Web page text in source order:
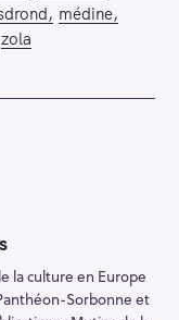
médine
zola
la culture en Europe
Sorbonne et